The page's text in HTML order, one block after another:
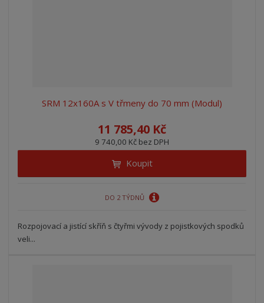
SRM 12x160A s V třmeny do 70 mm (Modul)
11 785,40 Kč
9 740,00 Kč bez DPH
Koupit
DO 2 TÝDNŮ
Rozpojovací a jistící skříň s čtyřmi vývody z pojistkových spodků
veli...